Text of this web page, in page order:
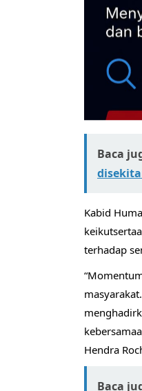
Baca
Kabid
terhadap
Hendra
Baca